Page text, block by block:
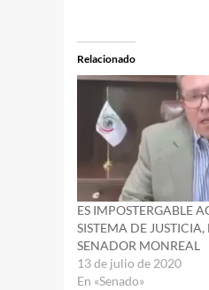
Relacionado
ES IMPOSTERGABLE
SISTEMA DE
SENADOR MONREAL
13 de julio de 2020
En «Senado»